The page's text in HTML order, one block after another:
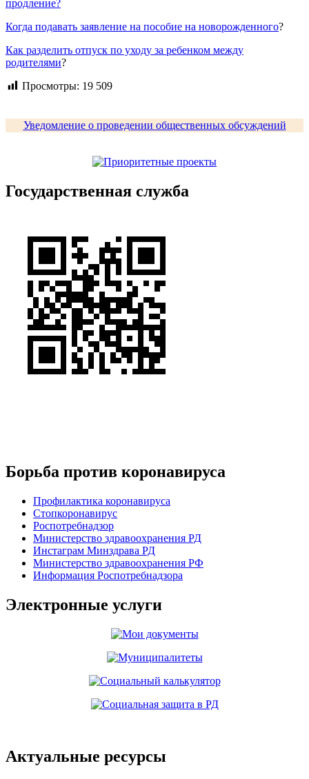
продление?
Когда подавать заявление на пособие на новорожденного?
Как разделить отпуск по уходу за ребенком между
родителями?
Просмотры: 19 509
Уведомление о проведении общественных обсуждений
Государственная служба
Борьба против коронавируса
Профилактика коронавируса
Стопкоронавирус
Роспотребнадзор
Министерство здравоохранения РД
Инстаграм Минздрава РД
Министерство здравоохранения РФ
Информация Роспотребнадзора
Электронные услуги
Актуальные ресурсы